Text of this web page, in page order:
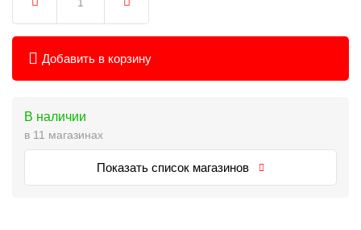
Добавить в корзину
В наличии
в 11 магазинах
Показать список магазинов